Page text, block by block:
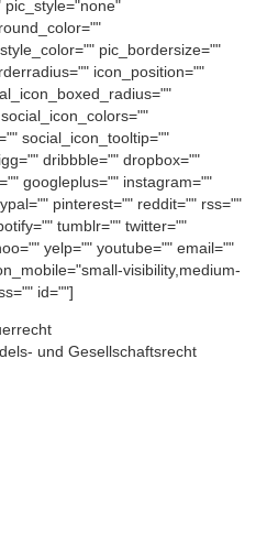
pic_style="none"
pic_bordersize=""
icon_position=""
social_icon_tooltip=""
dribbble="" dropbox=""
googleplus="" instagram=""
pinterest="" reddit="" rss=""
tumblr="" twitter=""
yelp="" youtube="" email=""
visibility,medium-
id=""]
und Gesellschaftsrecht